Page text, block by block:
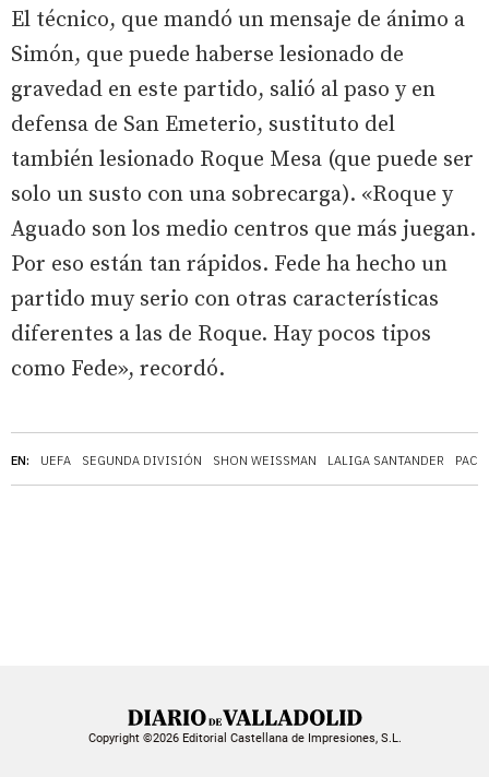
EN: UEFA SEGUNDA DIVISIÓN SHON WEISSMAN LALIGA SANTANDER
El técnico, que mandó un mensaje de ánimo a
Simón, que puede haberse lesionado de
gravedad en este partido, salió al paso y en
defensa de San Emeterio, sustituto del
también lesionado Roque Mesa (que puede ser
solo un susto con una sobrecarga). «Roque y
Aguado son los medio centros que más juegan.
Por eso están tan rápidos. Fede ha hecho un
partido muy serio con otras características
diferentes a las de Roque. Hay pocos tipos
como Fede», recordó.
Copyright ©2026 Editorial Castellana de Impresiones, S.L.